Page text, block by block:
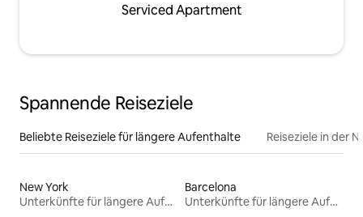
Serviced Apartment
Spannende Reiseziele
Beliebte Reiseziele für längere Aufenthalte Reiseziele in der
New York
Unterkünfte für längere Aufenthalte
Barcelona
Unterkünfte für längere Aufenthalte